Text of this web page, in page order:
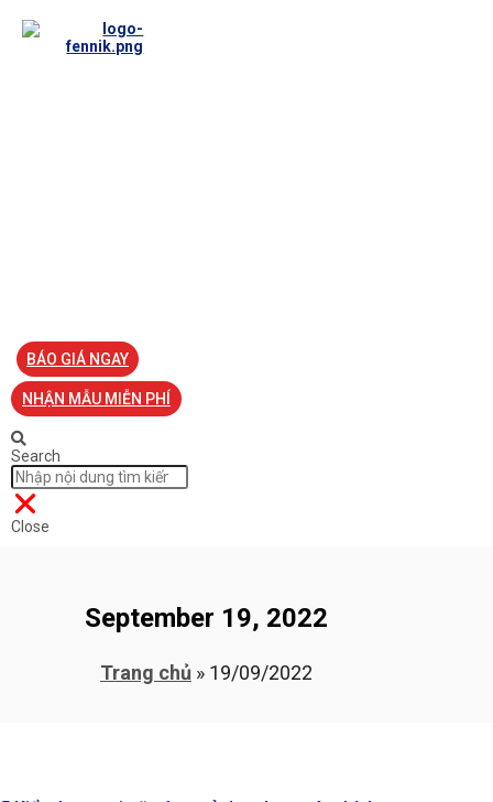
BÁO GIÁ NGAY
NHẬN MẪU MIỄN PHÍ
Search
Close
September 19, 2022
Trang chủ » 19/09/2022